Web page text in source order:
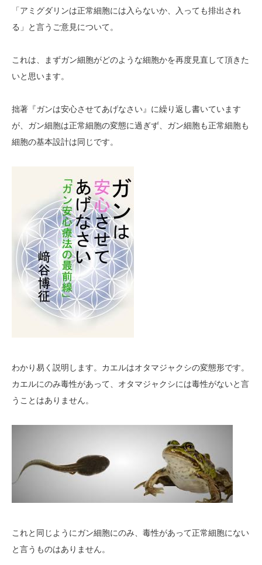
「アミグダリンは正常細胞には入らないか、入っても排出され
る」と言うご意見について。
これは、まずガン細胞がどのような細胞かを再度見直して頂きた
いと思います。
拙著『ガンは安心させてあげなさい』に繰り返し書いています
が、ガン細胞は正常細胞の変態に過ぎず、ガン細胞も正常細胞も
細胞の基本設計は同じです。
わかり易く説明します。カエルはオタマジャクシの変態形です。
カエルにのみ毒性があって、オタマジャクシには毒性がないと言
うことはありません。
これと同じようにガン細胞にのみ、毒性があって正常細胞にない
と言うものはありません。